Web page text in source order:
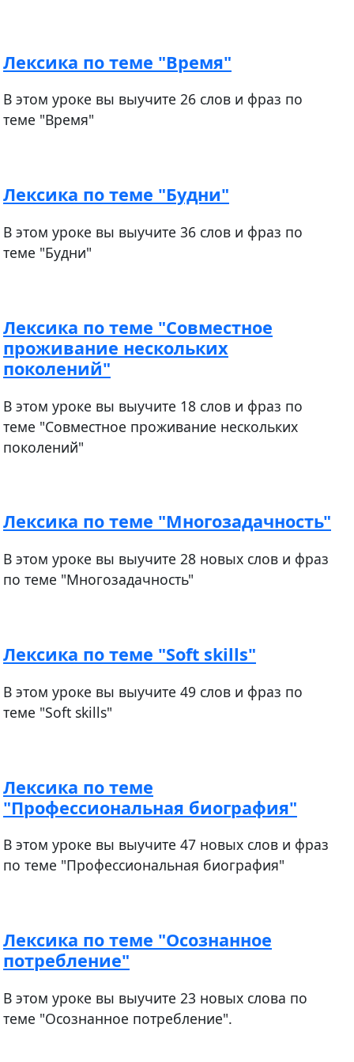
Лексика по теме "Время"
В этом уроке вы выучите 26 слов и фраз по
теме "Время"
Лексика по теме "Будни"
В этом уроке вы выучите 36 слов и фраз по
теме "Будни"
Лексика по теме "Совместное
проживание нескольких
поколений"
В этом уроке вы выучите 18 слов и фраз по
теме "Совместное проживание нескольких
поколений"
Лексика по теме "Многозадачность"
В этом уроке вы выучите 28 новых слов и фраз
по теме "Многозадачность"
Лексика по теме "Soft skills"
В этом уроке вы выучите 49 слов и фраз по
теме "Soft skills"
Лексика по теме
"Профессиональная биография"
В этом уроке вы выучите 47 новых слов и фраз
по теме "Профессиональная биография"
Лексика по теме "Осознанное
потребление"
В этом уроке вы выучите 23 новых слова по
теме "Осознанное потребление".